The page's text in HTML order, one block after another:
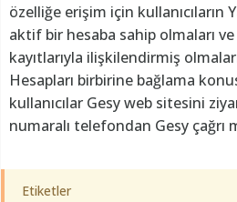
özelliğe erişim için kullanıcıların
aktif bir hesaba sahip olmaları ve
kayıtlarıyla ilişkilendirmiş
Hesapları birbirine bağlama
kullanıcılar Gesy web sitesini
numaralı telefondan Gesy çağrı
Etiketler